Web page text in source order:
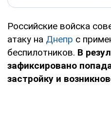
Российские войска
атаку на Днепр с
беспилотников. В
зафиксировано
застройку и